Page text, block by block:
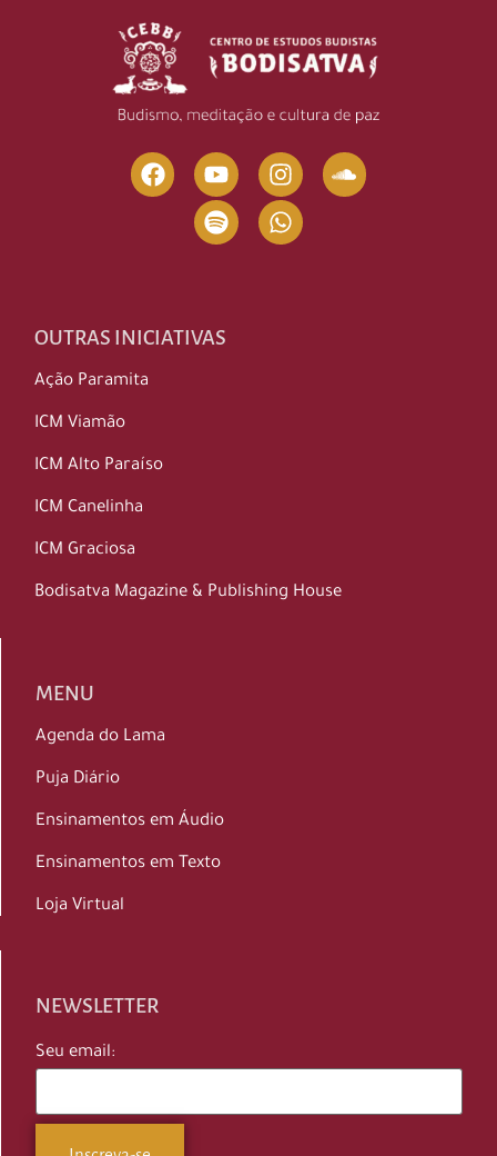
OUTRAS INICIATIVAS
Ação Paramita
ICM Viamão
ICM Alto Paraíso
ICM Canelinha
ICM Graciosa
Bodisatva Magazine & Publishing House
MENU
Agenda do Lama
Puja Diário
Ensinamentos em Áudio
Ensinamentos em Texto
Loja Virtual
NEWSLETTER
Seu email: